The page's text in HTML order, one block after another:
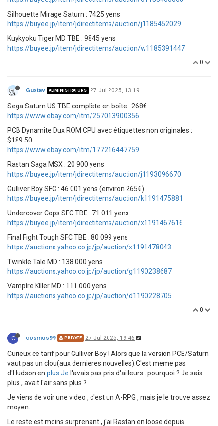
Silhouette Mirage Saturn : 7425 yens
https://buyee.jp/item/jdirectitems/auction/j1185452029
Kuykyoku Tiger MD TBE : 9845 yens
https://buyee.jp/item/jdirectitems/auction/w1185391447
0
Gustav ADMINISTRATORS 27 Jul 2025, 13:19
Sega Saturn US TBE complète en boîte : 268€
https://www.ebay.com/itm/257013900356
PCB Dynamite Dux ROM CPU avec étiquettes non originales :
$189.50
https://www.ebay.com/itm/177216447759
Rastan Saga MSX : 20 900 yens
https://buyee.jp/item/jdirectitems/auction/j1193096670
Gulliver Boy SFC : 46 001 yens (environ 265€)
https://buyee.jp/item/jdirectitems/auction/k1191475881
Undercover Cops SFC TBE : 71 011 yens
https://buyee.jp/item/jdirectitems/auction/x1191467616
Final Fight Tough SFC TBE : 80 099 yens
https://auctions.yahoo.co.jp/jp/auction/x1191478043
Twinkle Tale MD : 138 000 yens
https://auctions.yahoo.co.jp/jp/auction/g1190238687
Vampire Killer MD : 111 000 yens
https://auctions.yahoo.co.jp/jp/auction/d1190228705
0
C cosmos99 PRIVATE 27 Jul 2025, 19:46
Curieux ce tarif pour Gulliver Boy ! Alors que la version PCE/Saturn
vaut pas un clou(aux dernieres nouvelles).C'est meme pas
d'Hudson en plus.Je l'avais pas pris d'ailleurs , pourquoi ? Je sais
plus , avait l'air sans plus ?
Je viens de voir une video , c'est un A-RPG , mais je le trouve assez
moyen.
Le reste est moins surprenant , j'ai Rastan en loose depuis